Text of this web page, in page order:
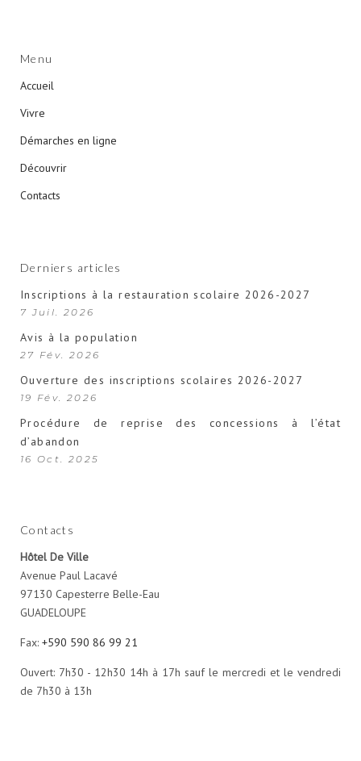
Menu
Accueil
Vivre
Démarches en ligne
Découvrir
Contacts
Derniers articles
Inscriptions à la restauration scolaire 2026-2027
7 Juil. 2026
Avis à la population
27 Fév. 2026
Ouverture des inscriptions scolaires 2026-2027
19 Fév. 2026
Procédure de reprise des concessions à l’état
d’abandon
16 Oct. 2025
Contacts
Hôtel De Ville
Avenue Paul Lacavé
97130 Capesterre Belle-Eau
GUADELOUPE
Fax: +590 590 86 99 21
Ouvert: 7h30 - 12h30 14h à 17h sauf le mercredi et le vendredi
de 7h30 à 13h